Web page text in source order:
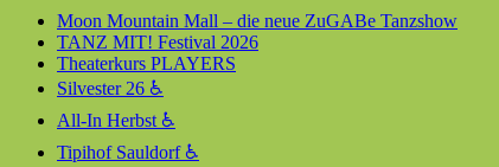
Moon Mountain Mall – die neue ZuGABe Tanzshow
TANZ MIT! Festival 2026
Theaterkurs PLAYERS
Silvester 26 ♿
All-In Herbst ♿
Tipihof Sauldorf ♿